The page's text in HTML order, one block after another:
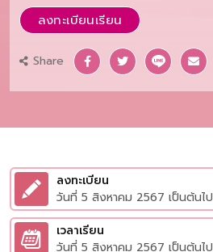
ลงทะเบียนเรียน
Share
ลงทะเบียน
วันที่ 5 สิงหาคม 2567 เป็นต้นไป
เวลาเรียน
วันที่ 5 สิงหาคม 2567 เป็นต้นไป